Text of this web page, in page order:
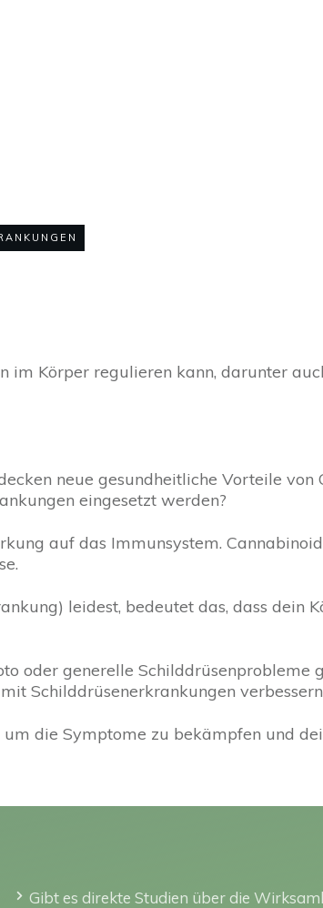
Körper regulieren kann, darunter
neue gesundheitliche Vorteile von
eingesetzt werden?
auf das Immunsystem.
leidest, bedeutet das, dass dein
oder generelle Schilddrüsenprobleme
Schilddrüsenerkrankungen
die Symptome zu bekämpfen und
Gibt es direkte Studien über die